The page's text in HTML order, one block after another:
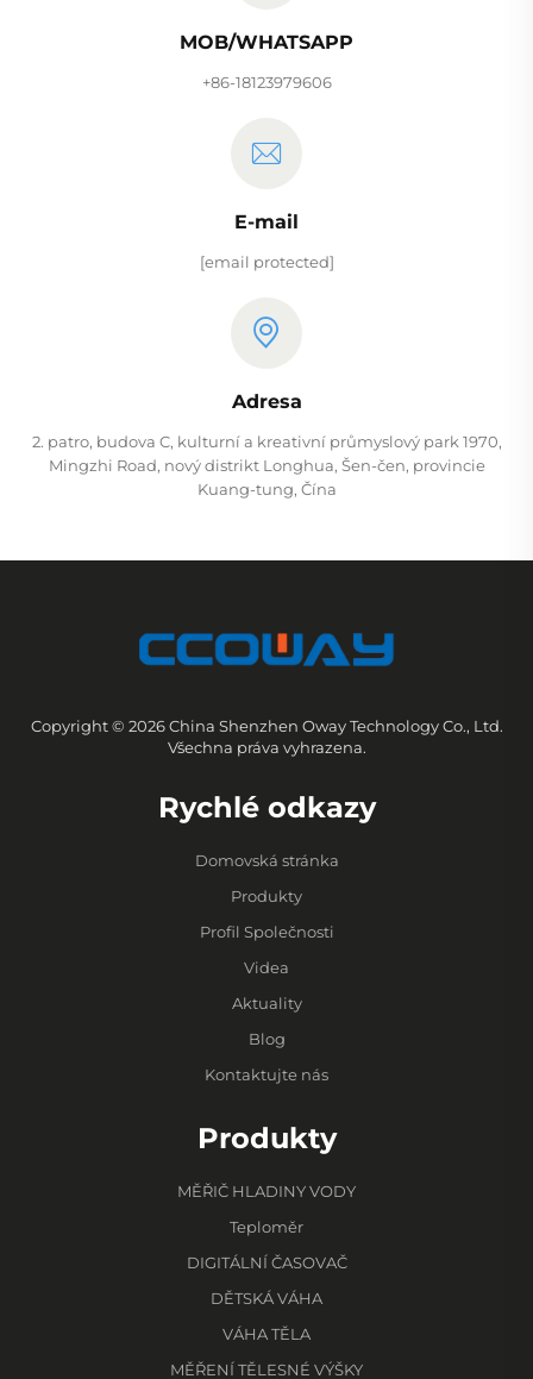
MOB/WHATSAPP
+86-18123979606
E-mail
[email protected]
Adresa
2. patro, budova C, kulturní a kreativní průmyslový park 1970,
Mingzhi Road, nový distrikt Longhua, Šen-čen, provincie
Kuang-tung, Čína
Copyright © 2026 China Shenzhen Oway Technology Co., Ltd.
Všechna práva vyhrazena.
Rychlé odkazy
Domovská stránka
Produkty
Profil Společnosti
Videa
Aktuality
Blog
Kontaktujte nás
Produkty
MĚŘIČ HLADINY VODY
Teploměr
DIGITÁLNÍ ČASOVAČ
DĚTSKÁ VÁHA
VÁHA TĚLA
MĚŘENÍ TĚLESNÉ VÝŠKY